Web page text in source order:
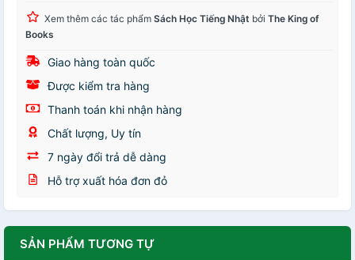
Xem thêm các tác phẩm Sách Học Tiếng Nhật bởi The King of
Books
Giao hàng toàn quốc
Được kiểm tra hàng
Thanh toán khi nhận hàng
Chất lượng, Uy tín
7 ngày đổi trả dễ dàng
Hỗ trợ xuất hóa đơn đỏ
SẢN PHẨM TƯƠNG TỰ